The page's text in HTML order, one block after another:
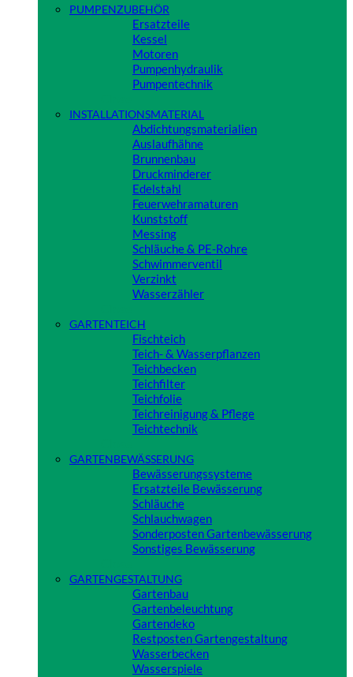
PUMPENZUBEHÖR
Ersatzteile
Kessel
Motoren
Pumpenhydraulik
Pumpentechnik
INSTALLATIONSMATERIAL
Abdichtungsmaterialien
Auslaufhähne
Brunnenbau
Druckminderer
Edelstahl
Feuerwehramaturen
Kunststoff
Messing
Schläuche & PE-Rohre
Schwimmerventil
Verzinkt
Wasserzähler
GARTENTEICH
Fischteich
Teich- & Wasserpflanzen
Teichbecken
Teichfilter
Teichfolie
Teichreinigung & Pflege
Teichtechnik
GARTENBEWÄSSERUNG
Bewässerungssysteme
Ersatzteile Bewässerung
Schläuche
Schlauchwagen
Sonderposten Gartenbewässerung
Sonstiges Bewässerung
GARTENGESTALTUNG
Gartenbau
Gartenbeleuchtung
Gartendeko
Restposten Gartengestaltung
Wasserbecken
Wasserspiele